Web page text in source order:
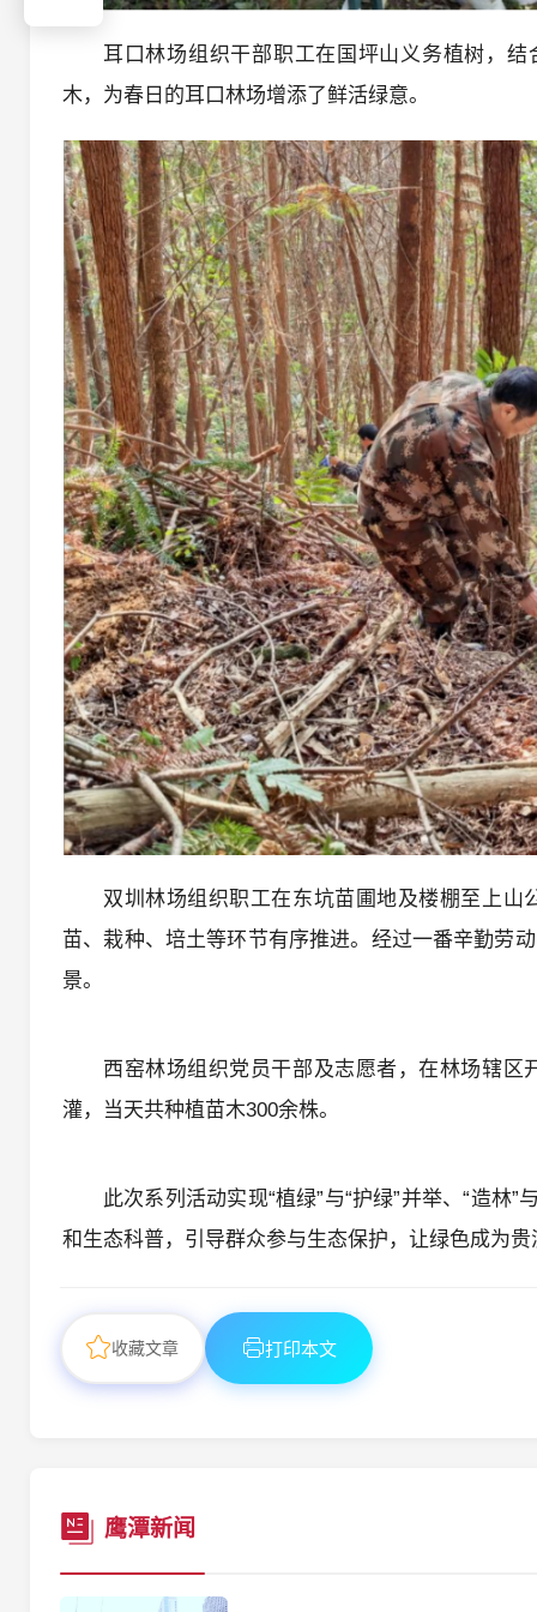
耳口林场组织干部职工在国坪山义务植树，
木，为春日的耳口林场增添了鲜活绿意。
双圳林场组织职工在东坑苗圃地及楼棚至上
苗、栽种、培土等环节有序推进。经过一番辛勤劳
景。
西窑林场组织党员干部及志愿者，在林场辖
灌，当天共种植苗木300余株。
此次系列活动实现“植绿”与“护绿”并举、“造林
和生态科普，引导群众参与生态保护，让绿色成为
收藏文章 打印本文
鹰潭新闻